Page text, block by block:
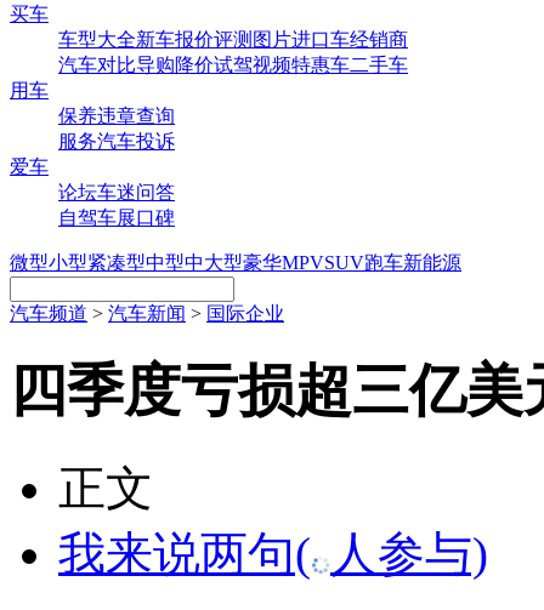
买车
车型大全新车报价评测 图片进口车经销商
汽车对比导购降价试驾视频特惠车二手车
用车
保养违章查询
服务汽车投诉
爱车
论坛车迷问答
自驾车展口碑
微型小型紧凑型中型中大型豪华MPVSUV跑车新能源
汽车频道 > 汽车新闻 > 国际企业
四季度亏损超三亿
正文
我来说两句( 人参与)